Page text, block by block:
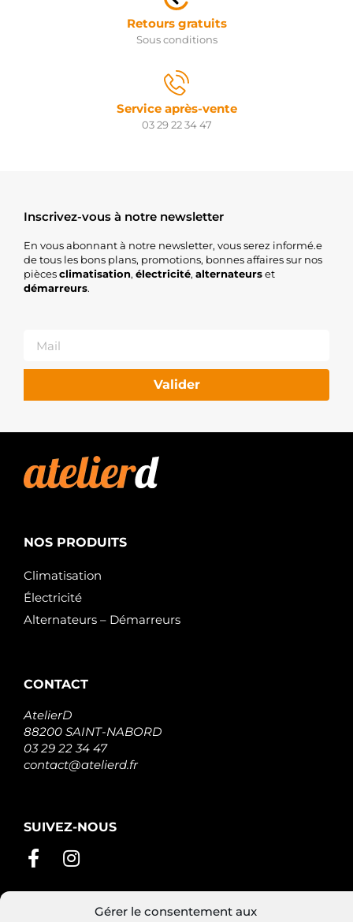
Gérer le consentement aux
Retours gratuits
Sous conditions
Service après-vente
03 29 22 34 47
Inscrivez-vous à notre newsletter
En vous abonnant à notre newsletter, vous serez informé.e
de tous les bons plans, promotions, bonnes affaires sur nos
piècesclimatisation, électricité, alternateurset
démarreurs.
Valider
NOS PRODUITS
Climatisation
Électricité
Alternateurs – Démarreurs
CONTACT
AtelierD
88200 SAINT-NABORD
03 29 22 34 47
contact@atelierd.fr
SUIVEZ-NOUS